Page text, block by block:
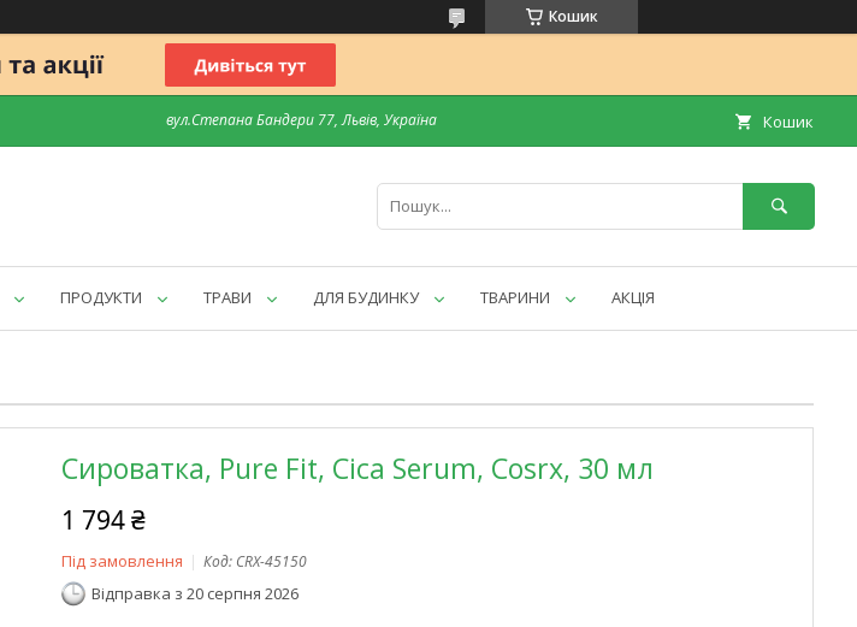
Кошик
вул.Степана Бандери 77, Львів, Україна Кошик
ПРОДУКТИ ТРАВИ ДЛЯ БУДИНКУ ТВАРИНИ АКЦІЯ
Сироватка, Pure Fit, Cica Serum, Cosrx, 30 мл
1 794 ₴
Під замовлення Код: CRX-45150
Відправка з 20 серпня 2026